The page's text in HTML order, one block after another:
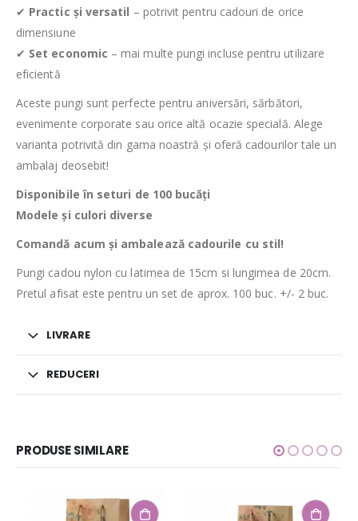
✔ Practic și versatil – potrivit pentru cadouri de orice
dimensiune
✔ Set economic – mai multe pungi incluse pentru utilizare
eficientă
Aceste pungi sunt perfecte pentru aniversări, sărbători,
evenimente corporate sau orice altă ocazie specială. Alege
varianta potrivită din gama noastră și oferă cadourilor tale un
ambalaj deosebit!
Disponibile în seturi de 100 bucăți
Modele și culori diverse
Comandă acum și ambalează cadourile cu stil!
Pungi cadou nylon cu latimea de 15cm si lungimea de 20cm.
Pretul afisat este pentru un set de aprox. 100 buc. +/- 2 buc.
LIVRARE
REDUCERI
PRODUSE SIMILARE